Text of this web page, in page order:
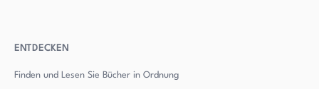
ENTDECKEN
Finden und Lesen Sie Bücher in Ordnung